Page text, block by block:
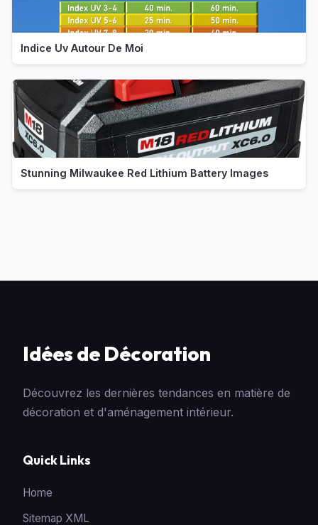
Indice Uv Autour De Moi
Stunning Milwaukee Red Lithium Battery Images
Idées de Décoration
Découvrez les dernières tendances en matière de
décoration et d'aménagement intérieur.
Quick Links
Home
Sitemap XML